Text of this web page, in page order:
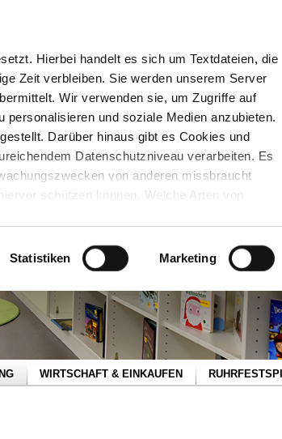
Hierbei handelt es sich um Textdateien, die
Zeit verbleiben. Sie werden unserem Server
Wir verwenden sie, um Zugriffe auf
und soziale Medien anzubieten.
Darüber hinaus gibt es Cookies und
Datenschutzniveau verarbeiten. Es
von anderen missbraucht
schützen können. Welche Arten von
Auswahl der gewünschten Cookies kann
werden.
Statistiken Marketing
WIRTSCHAFT & EINKAUFEN